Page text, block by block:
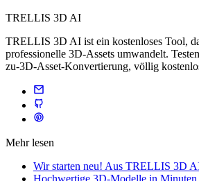
TRELLIS 3D AI
TRELLIS 3D AI ist ein kostenloses Tool,
professionelle 3D-Assets umwandelt.
zu-3D-Asset-Konvertierung, völlig
Mehr lesen
Wir starten neu! Aus TRELLIS 3D
Hochwertige 3D-Modelle in Minuten